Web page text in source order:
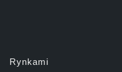
Rynkami